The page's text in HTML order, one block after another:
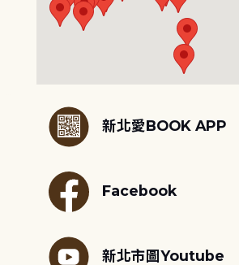
新北愛BOOK APP
Facebook
新北市圖Youtube